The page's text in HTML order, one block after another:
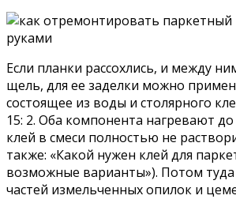
Если планки рассохлись, и между
щель, для ее заделки можно
состоящее из воды и столярного
15: 2. Оба компонента нагревают
клей в смеси полностью не
также: «Какой нужен клей для
возможные варианты»). Потом
частей измельченных опилок и